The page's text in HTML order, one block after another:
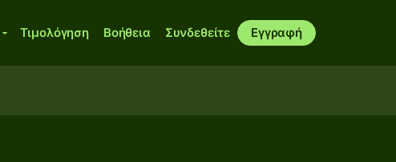
Τιμολόγηση Βοήθεια Συνδεθείτε Εγγραφή